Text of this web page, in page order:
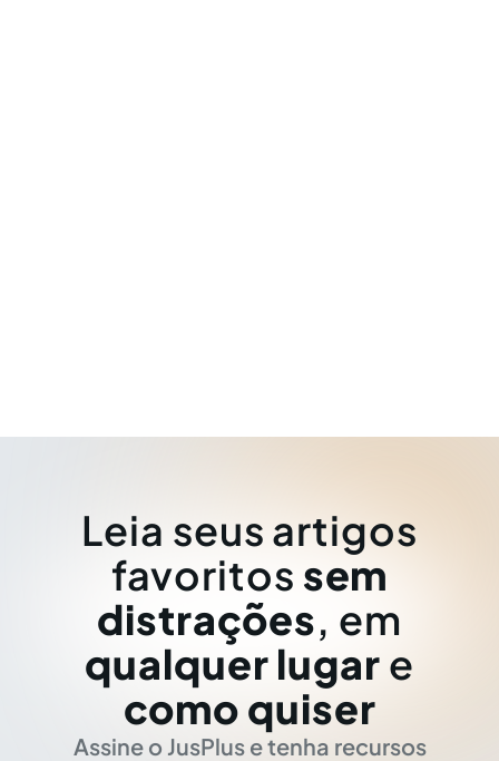
Leia seus artigos
favoritos sem
distrações, em
qualquer lugar e
como quiser
Assine o JusPlus e tenha recursos